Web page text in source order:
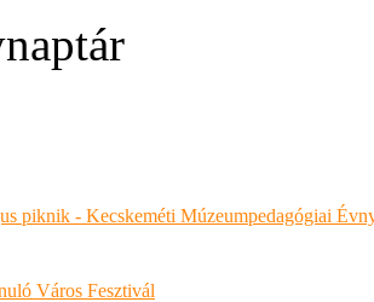
piknik - Kecskeméti Múzeumpedagógiai
Város Fesztivál